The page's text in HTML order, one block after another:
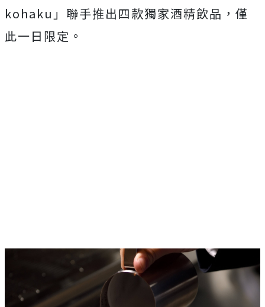
kohaku」聯手推出四款獨家酒精飲品，僅
此一日限定。